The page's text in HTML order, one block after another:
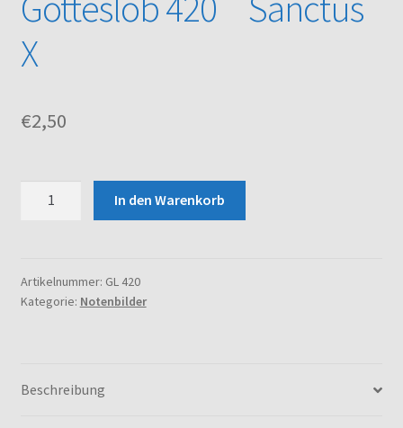
Mein Konto
Versand und Zahlungsbedingungen
X
€2,50
Menge
In den Warenkorb
Artikelnummer: GL 420
Kategorie: Notenbilder
Beschreibung